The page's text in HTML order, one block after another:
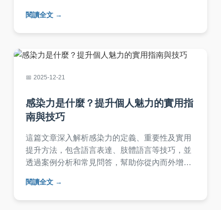
見疑問，如傳染途徑和預防技巧，適合一般民眾
閱讀。
閱讀全文
2025-12-21
感染力是什麼？提升個人魅力的實用指
南與技巧
這篇文章深入解析感染力的定義、重要性及實用
提升方法，包含語言表達、肢體語言等技巧，並
透過案例分析和常見問答，幫助你從內而外增強
具吸引力。
閱讀全文